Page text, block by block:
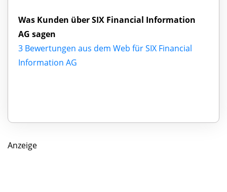
Was Kunden über SIX Financial Information
AG sagen
3 Bewertungen aus dem Web für SIX Financial
Information AG
Anzeige